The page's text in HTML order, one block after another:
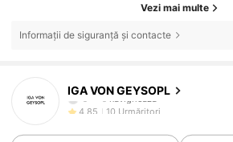
Vezi mai multe
Informații de siguranță și contacte
IGA VON GEYSOPL
s***snavighează
4,85
10 Urmăritori